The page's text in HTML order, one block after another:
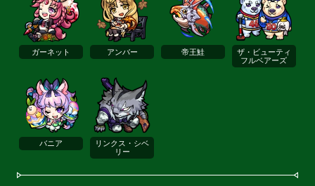
ガーネット アンバー 帝王鮭
ザ・ビューティ
フルベアーズ
バニア
リンクス・シベ
リー